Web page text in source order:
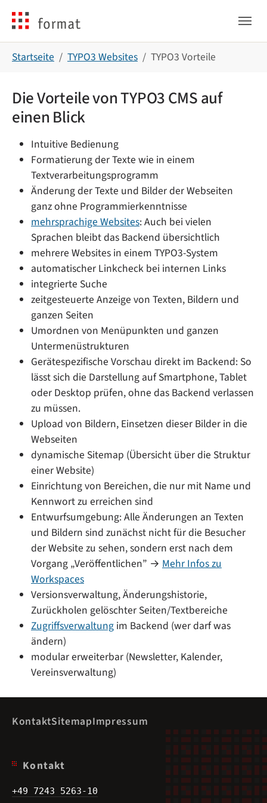
You are here:
Startseite TYPO3 Websites TYPO3 Vorteile
Die Vorteile von TYPO3 CMS auf
einen Blick
Intuitive Bedienung
Formatierung der Texte wie in einem
Textverarbeitungsprogramm
Änderung der Texte und Bilder der Webseiten
ganz ohne Programmierkenntnisse
mehrsprachige Websites: Auch bei vielen
Sprachen bleibt das Backend übersichtlich
mehrere Websites in einem TYPO3-System
automatischer Linkcheck bei internen Links
integrierte Suche
zeitgesteuerte Anzeige von Texten, Bildern und
ganzen Seiten
Umordnen von Menüpunkten und ganzen
Untermenüstrukturen
Gerätespezifische Vorschau direkt im Backend: So
lässt sich die Darstellung auf Smartphone, Tablet
oder Desktop prüfen, ohne das Backend verlassen
zu müssen.
Upload von Bildern, Einsetzen dieser Bilder in die
Webseiten
dynamische Sitemap (Übersicht über die Struktur
einer Website)
Einrichtung von Bereichen, die nur mit Name und
Kennwort zu erreichen sind
Entwurfsumgebung: Alle Änderungen an Texten
und Bildern sind zunächst nicht für die Besucher
der Website zu sehen, sondern erst nach dem
Vorgang „Veröffentlichen” → Mehr Infos zu
Workspaces
Versionsverwaltung, Änderungshistorie,
Zurückholen gelöschter Seiten/Textbereiche
Zugriffsverwaltung im Backend (wer darf was
ändern)
modular erweiterbar (Newsletter, Kalender,
Vereinsverwaltung)
KontaktSitemapImpressum
Kontakt
+49 7243 5263-10